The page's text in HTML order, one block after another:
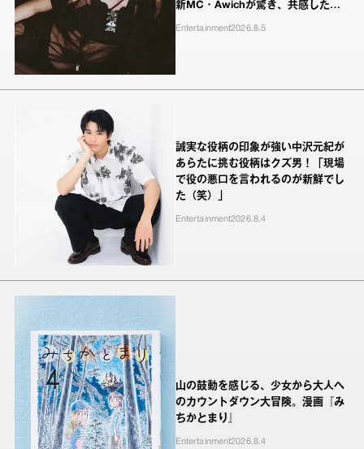
新MC・Awichが驚き、共感したヤ
ンキーたちの本気の恋模様
Entertainment2026.8.5
誠実な役柄の印象が強い中沢元紀が
あらたに挑む役柄はクズ男！「現場
で役の悪口を言われるのが新鮮でし
た（笑）」
Entertainment2026.8.4
山の鼓動を感じる、少女から大人へ
のカウントダウン大冒険。漫画『み
ちかとまり』
Entertainment2026.8.4